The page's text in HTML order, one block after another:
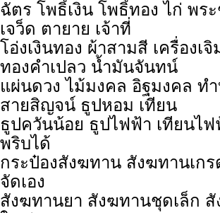
ฉัตร โพธิ์เงิน โพธิ์ทอง ไก่ พร
เจว็ด ตายาย เจ้าที่
โอ่งเงินทอง ผ้าสามสี เครื่องเ
ทองคำเปลว น้ำมันจันทน์
แผ่นดวง ไม้มงคล อิฐมงคล ท
สายสิญจน์ ธูปหอม เทียน
ธูปควันน้อย ธูปไฟฟ้า เทียนไฟ
พริบได้
กระป๋องสังฆทาน สังฆทานเก
จัดเอง
สังฆทานยา สังฆทานชุดเล็ก